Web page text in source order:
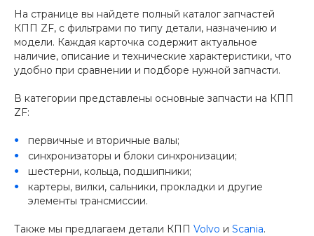
На странице вы найдете полный каталог запчастей
КПП ZF, с фильтрами по типу детали, назначению и
модели. Каждая карточка содержит актуальное
наличие, описание и технические характеристики, что
удобно при сравнении и подборе нужной запчасти.
В категории представлены основные запчасти на КПП
ZF:
первичные и вторичные валы;
синхронизаторы и блоки синхронизации;
шестерни, кольца, подшипники;
картеры, вилки, сальники, прокладки и другие
элементы трансмиссии.
Также мы предлагаем детали КПП Volvo и Scania.